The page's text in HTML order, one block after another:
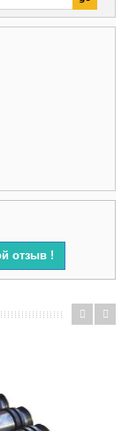
отзыв !